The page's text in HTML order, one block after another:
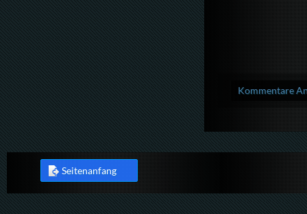
Kommentare
Seitenanfang